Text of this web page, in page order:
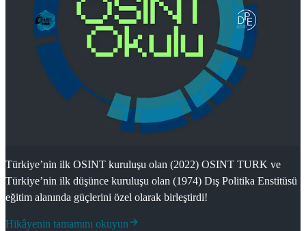
Türkiye’nin ilk OSINT kuruluşu olan (2022) OSINT TURK ve
Türkiye’nin ilk düşünce kuruluşu olan (1974) Dış Politika Enstitüsü
eğitim alanında güçlerini özel olarak birleştirdi!
Hikâyenin tamamını okuyun